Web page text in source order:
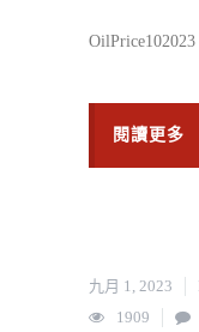
OilPrice102023
閱讀更多
九月 1, 2023
1909